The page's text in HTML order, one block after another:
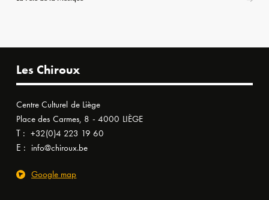
Les Chiroux
Centre Culturel de Liège
Place des Carmes, 8 - 4000 LIÈGE
T : +32(0)4 223 19 60
E : info@chiroux.be
Google map